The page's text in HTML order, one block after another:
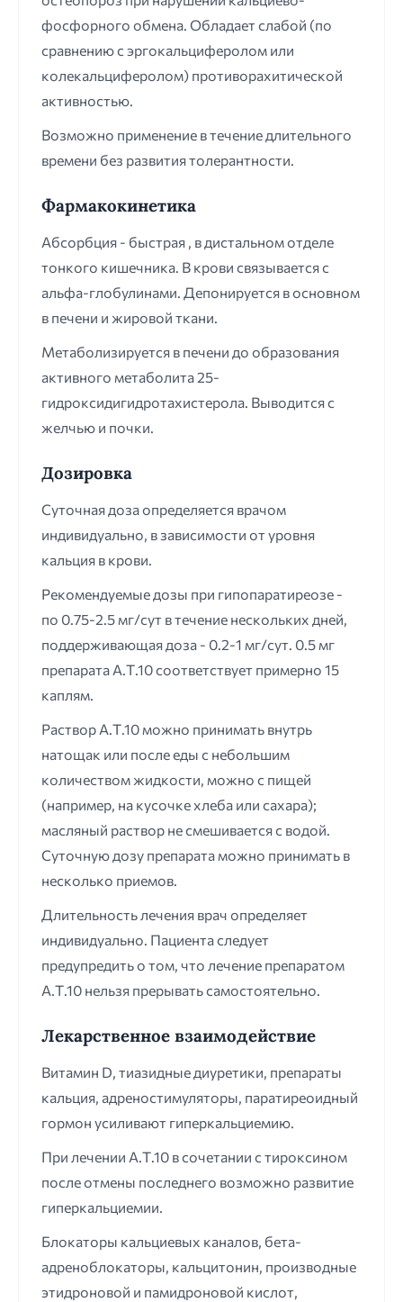
фосфорного обмена. Обладает слабой (по
сравнению с эргокальциферолом или
колекальциферолом) противорахитической
активностью.
Возможно применение в течение длительного
времени без развития толерантности.
Фармакокинетика
Абсорбция - быстрая , в дистальном отделе
тонкого кишечника. В крови связывается с
альфа-глобулинами. Депонируется в основном
в печени и жировой ткани.
Метаболизируется в печени до образования
активного метаболита 25-
гидроксидигидротахистерола. Выводится с
желчью и почки.
Дозировка
Суточная доза определяется врачом
индивидуально, в зависимости от уровня
кальция в крови.
Рекомендуемые дозы при гипопаратиреозе -
по 0.75-2.5 мг/сут в течение нескольких дней,
поддерживающая доза - 0.2-1 мг/сут. 0.5 мг
препарата А.Т.10 соответствует примерно 15
каплям.
Раствор А.Т.10 можно принимать внутрь
натощак или после еды с небольшим
количеством жидкости, можно с пищей
(например, на кусочке хлеба или сахара);
масляный раствор не смешивается с водой.
Суточную дозу препарата можно принимать в
несколько приемов.
Длительность лечения врач определяет
индивидуально. Пациента следует
предупредить о том, что лечение препаратом
А.Т.10 нельзя прерывать самостоятельно.
Лекарственное взаимодействие
Витамин D, тиазидные диуретики, препараты
кальция, адреностимуляторы, паратиреоидный
гормон усиливают гиперкальциемию.
При лечении А.Т.10 в сочетании с тироксином
после отмены последнего возможно развитие
гиперкальциемии.
Блокаторы кальциевых каналов, бета-
адреноблокаторы, кальцитонин, производные
этидроновой и памидроновой кислот,